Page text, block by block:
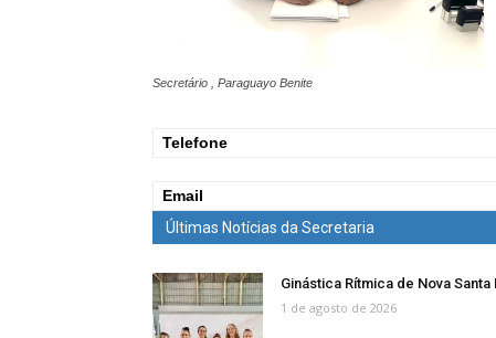
Secretário , Paraguayo Benite
Telefone
Email
Últimas Notícias da Secretaria
Ginástica Rítmica de Nova
1 de agosto de 2026